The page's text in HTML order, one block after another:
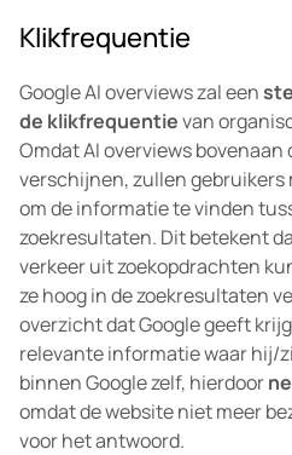
Klikfrequentie
Google AI overviews zal een
de klikfrequentievan
Omdat AI overviews
verschijnen, zullen gebruikers
om de informatie te vinden
zoekresultaten. Dit betekent
verkeer uit zoekopdrachten
ze hoog in de zoekresultaten
overzicht dat Google geeft
relevante informatie waar hij/
binnen Google zelf, hierdoor
omdat de website niet meer
voor het antwoord.